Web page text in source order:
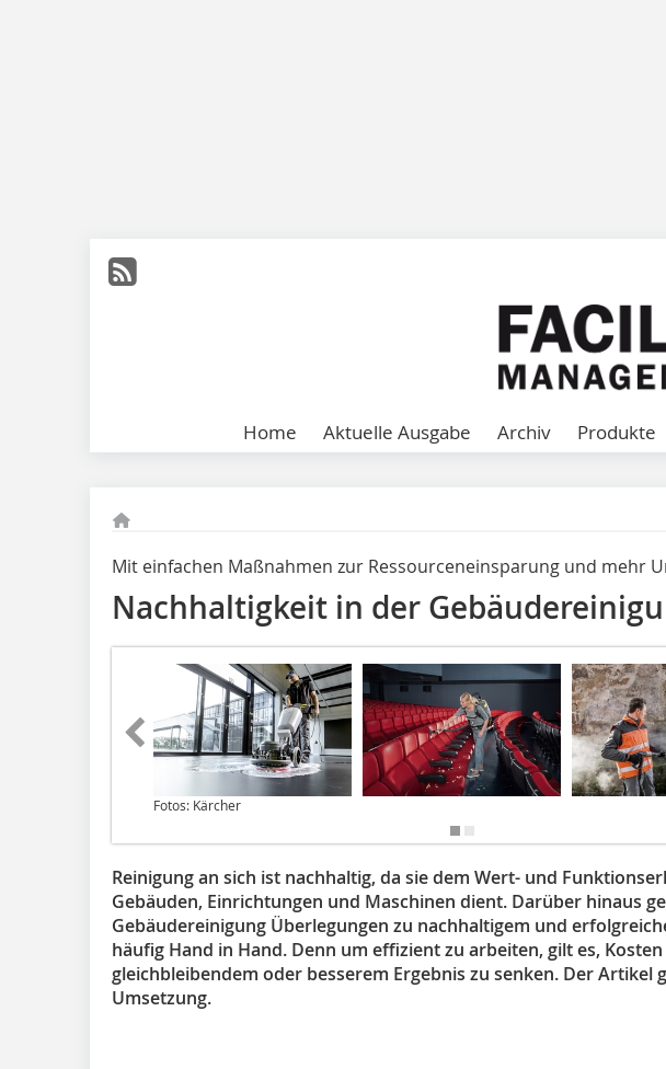
Home Aktuelle Ausgabe Archiv Produkte
Mit einfachen Maßnahmen zur Ressourceneinsparung und mehr
Nachhaltigkeit in der
Fotos: Kärcher
Reinigung an sich ist nachhaltig, da sie dem Wert- und
Gebäuden, Einrichtungen und Maschinen dient. Darüber hinaus
Gebäudereinigung Überlegungen zu nachhaltigem und
häufig Hand in Hand. Denn um effizient zu arbeiten, gilt es,
gleichbleibendem oder besserem Ergebnis zu senken. Der Artikel
Umsetzung.